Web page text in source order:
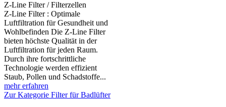
Z-Line Filter / Filterzellen
Z-Line Filter : Optimale
Luftfiltration für Gesundheit und
Wohlbefinden Die Z-Line Filter
bieten höchste Qualität in der
Luftfiltration für jeden Raum.
Durch ihre fortschrittliche
Technologie werden effizient
Staub, Pollen und Schadstoffe...
mehr erfahren
Zur Kategorie Filter für Badlüfter